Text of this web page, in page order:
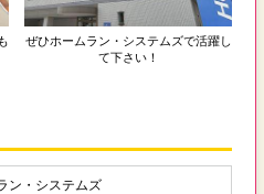
ぜひホームラン・システムズで活躍し
て下さい！
ン・システムズ